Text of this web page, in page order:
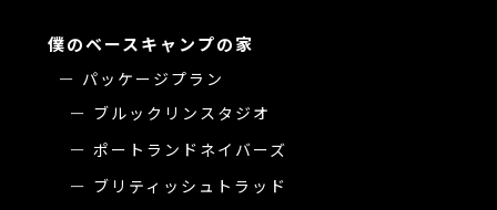
僕のベースキャンプの家
パッケージプラン
ブルックリンスタジオ
ポートランドネイバーズ
ブリティッシュトラッド